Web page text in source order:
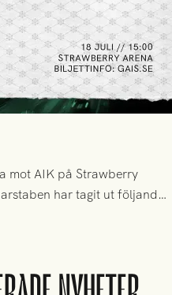
mot AIK på Strawberry
har tagit ut följande